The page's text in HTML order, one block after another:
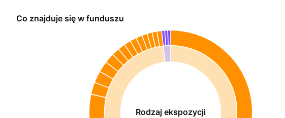
Co znajduje się w funduszu
Rodzaj ekspozycji